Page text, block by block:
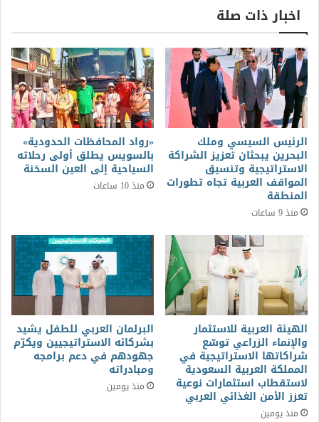
اخبار ذات صلة
الرئيس السيسي وملك
البحرين يبحثان تعزيز الشراكة
الاستراتيجية وتنسيق
المواقف العربية تجاه تطورات
المنطقة
منذ 9 ساعات
«رواد المحافظات الحدودية»
بالسويس يطلق أولى رحلاته
السياحية إلى العين السخنة
منذ 10 ساعات
الهيئة العربية للاستثمار
والإنماء الزراعي توسّع
شراكاتها الاستراتيجية في
المملكة العربية السعودية
لاستقطاب استثمارات نوعية
تعزز الأمن الغذائي العربي
منذ يومين
البرلمان العربي للطفل يشيد
بشركائه الاستراتيجيين ويكرّم
جهودهم في دعم برامجه
ومبادراته
منذ يومين